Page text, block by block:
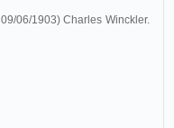
09/06/1903) Charles Winckler.